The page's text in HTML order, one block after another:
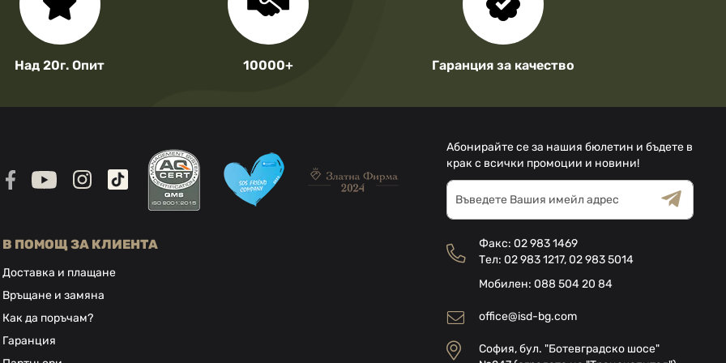
Над 20г. Опит 10000+ Гаранция за качество
Абонирайте се за нашия бюлетин и бъдете в
крак с всички промоции и новини!
Абонирай
се
за
е-
бюлетин:
Общи условия
Декларацията за
поверителност
В ПОМОЩ ЗА КЛИЕНТА
Доставка и плащане
Връщане и замяна
Как да поръчам?
Гаранция
Факс:02 983 1469
Тел:02 983 1217,02 983 5014
Мобилен:088 504 20 84
office@isd-bg.com
София, бул. "Ботевградско шосе"